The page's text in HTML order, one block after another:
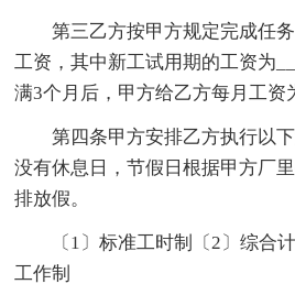
第三乙方按甲方规定完成任
工资，其中新工试用期的工资为
满3个月后，甲方给乙方每月工资
第四条甲方安排乙方执行以
没有休息日，节假日根据甲方厂
排放假。
〔1〕标准工时制〔2〕综合
工作制